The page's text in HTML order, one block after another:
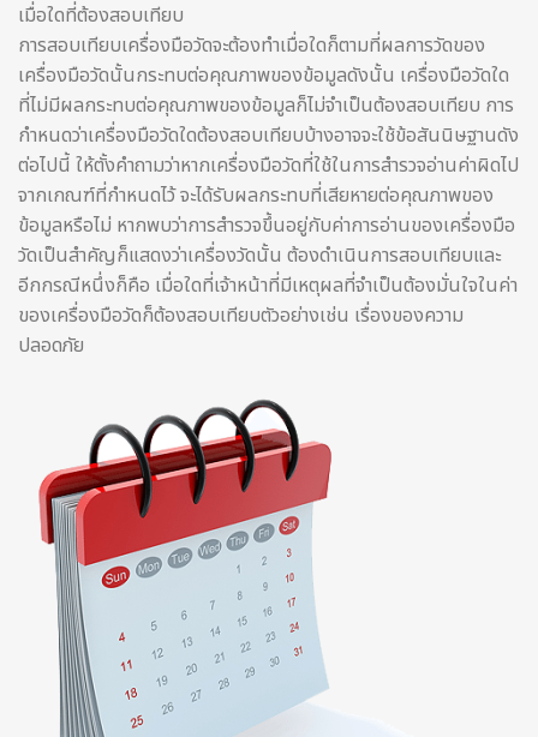
เมื่อใดที่ต้องสอบเทียบ
การสอบเทียบเครื่องมือวัดจะต้องทำเมื่อใดก็ตามที่ผลการวัดของ
เครื่องมือวัดนั้นกระทบต่อคุณภาพของข้อมูลดังนั้น เครื่องมือวัดใด
ที่ไม่มีผลกระทบต่อคุณภาพของข้อมูลก็ไม่จำเป็นต้องสอบเทียบ การ
กำหนดว่าเครื่องมือวัดใดต้องสอบเทียบบ้างอาจจะใช้ข้อสันนิษฐานดัง
ต่อไปนี้ ให้ตั้งคำถามว่าหากเครื่องมือวัดที่ใช้ในการสำรวจอ่านค่าผิดไป
จากเกณฑ์ที่กำหนดไว้ จะได้รับผลกระทบที่เสียหายต่อคุณภาพของ
ข้อมูลหรือไม่ หากพบว่าการสำรวจขึ้นอยู่กับค่าการอ่านของเครื่องมือ
วัดเป็นสำคัญก็แสดงว่าเครื่องวัดนั้น ต้องดำเนินการสอบเทียบและ
อีกกรณีหนึ่งก็คือ เมื่อใดที่เจ้าหน้าที่มีเหตุผลที่จำเป็นต้องมั่นใจในค่า
ของเครื่องมือวัดก็ต้องสอบเทียบตัวอย่างเช่น เรื่องของความ
ปลอดภัย